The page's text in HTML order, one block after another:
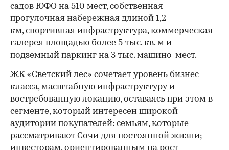
00:00
садов ЮФО на 510 мест, собственная
прогулочная набережная длиной 1,2
км, спортивная инфраструктура, коммерческая
галерея площадью более 5 тыс. кв. м и
подземный паркинг на 3 тыс. машино-мест.
ЖК «Светский лес» сочетает уровень бизнес-
класса, масштабную инфраструктуру и
востребованную локацию, оставаясь при этом в
сегменте, который интересен широкой
аудитории покупателей: семьям, которые
рассматривают Сочи для постоянной жизни;